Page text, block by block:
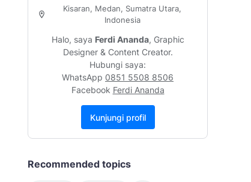
Kisaran, Medan, Sumatra Utara,
Indonesia
Halo, saya Ferdi Ananda, Graphic
Designer & Content Creator.
Hubungi saya:
WhatsApp 0851 5508 8506
Facebook Ferdi Ananda
Kunjungi profil
Recommended topics